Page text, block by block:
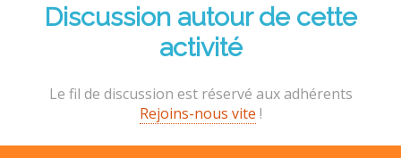
Discussion autour de cette
activité
Le fil de discussion est réservé aux adhérents
Rejoins-nous vite !